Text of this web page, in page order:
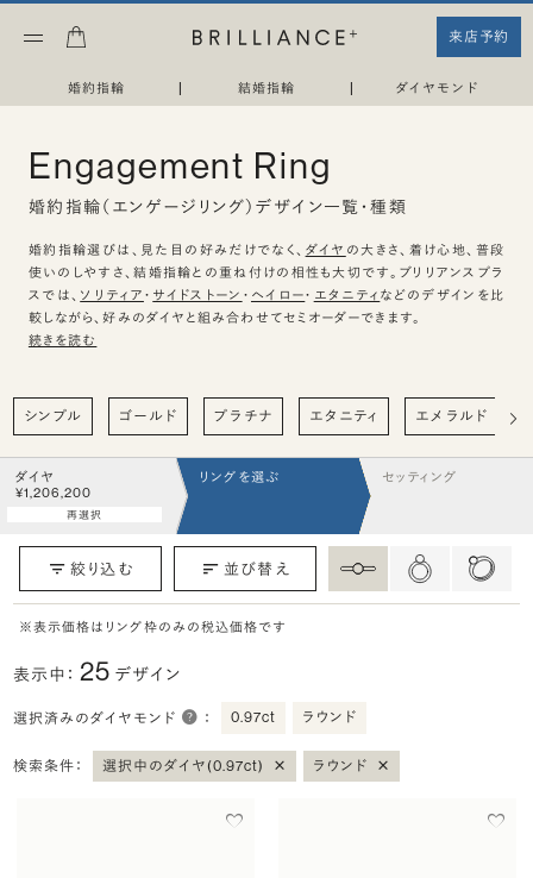
来店予約
婚約指輪 | 結婚指輪 | ダイヤモンド
Engagement Ring
婚約指輪（エンゲージリング）デザイン一覧・種類
婚約指輪選びは、見た目の好みだけでなく、 ダイヤ の大きさ、着け心地、普段
使いのしやすさ、結婚指輪との重ね付けの相性も大切です。ブリリアンスプラ
スでは、 ソリティア ・ サイドストーン ・ ヘイロー・ エタニティ などのデザインを比
較しながら、好みのダイヤと組み合わせてセミオーダーできます。
続きを読む
シンプル ゴールド プラチナ エタニティ エメラルド
ダイヤ
¥1,206,200
再選択
リングを選ぶ セッティング
絞り込む 並び替え
※表示価格はリング枠のみの税込価格です
表示中：25 デザイン
選択済みのダイヤモンド ： 0.97ct ラウンド
検索条件： 選択中のダイヤ(0.97ct) × ラウンド ×